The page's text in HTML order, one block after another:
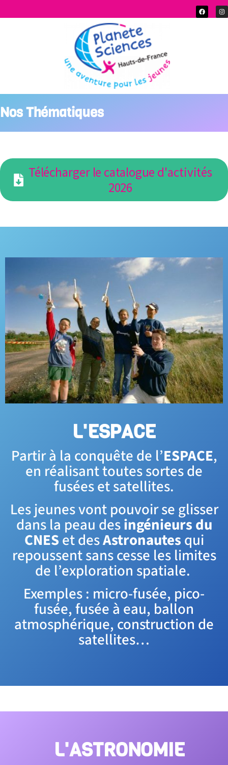
Nos Thématiques
Télécharger le catalogue d'activités
2026
L'ESPACE
Partir à la conquête de l’ESPACE,
en réalisant toutes sortes de
fusées et satellites.
Les jeunes vont pouvoir se glisser
dans la peau desingénieurs du
CNESet desAstronautesqui
repoussent sans cesse les limites
de l’exploration spatiale.
Exemples : micro-fusée, pico-
fusée, fusée à eau, ballon
atmosphérique, construction de
satellites…
L'ASTRONOMIE